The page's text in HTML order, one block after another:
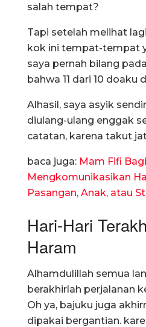
salah tempat?
Tapi setelah melihat
kok ini tempat-tempat
saya pernah bilang
bahwa 11 dari 10 doaku
Alhasil, saya asyik
diulang-ulang enggak
catatan, karena takut
baca juga: Mam Fifi
Mengkomunikasikan
Pasangan, Anak, atau
Hari-Hari
Haram
Alhamdulillah semua
berakhirlah perjalanan
Oh ya, bajuku juga
dipakai bergantian.